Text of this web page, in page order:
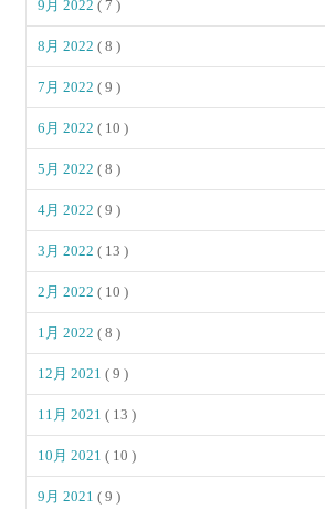
9月 2022( 7 )
8月 2022( 8 )
7月 2022( 9 )
6月 2022( 10 )
5月 2022( 8 )
4月 2022( 9 )
3月 2022( 13 )
2月 2022( 10 )
1月 2022( 8 )
12月 2021( 9 )
11月 2021( 13 )
10月 2021( 10 )
9月 2021( 9 )